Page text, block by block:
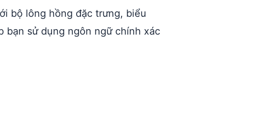
bộ lông hồng đặc trưng, biểu
bạn sử dụng ngôn ngữ chính xác